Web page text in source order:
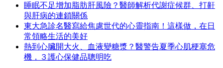
睡眠不足增加脂肪肝風險？醫師解析代謝症候群、打鼾
與肝病的連鎖關係
東大急診名醫寫給焦慮世代的心靈指南！這樣做，在日
常領略生活的美好
熱到心臟開大火、血液變糖漿？醫警告夏季心肌梗塞危
機，３護心保健品聰明吃